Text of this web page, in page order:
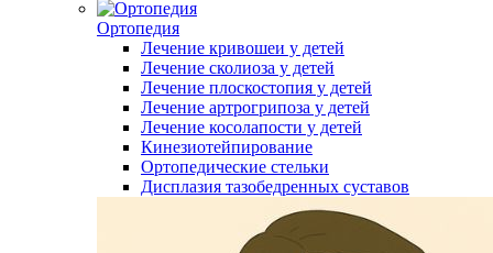
Ортопедия
Лечение кривошеи у детей
Лечение сколиоза у детей
Лечение плоскостопия у детей
Лечение артрогрипоза у детей
Лечение косолапости у детей
Кинезиотейпирование
Ортопедические стельки
Дисплазия тазобедренных суставов